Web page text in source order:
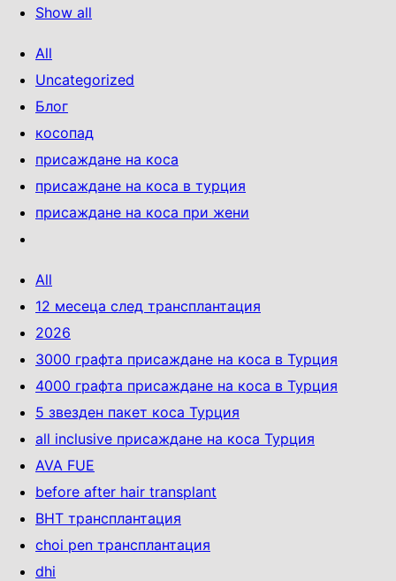
Show all
All
Uncategorized
Блог
косопад
присаждане на коса
присаждане на коса в турция
присаждане на коса при жени
All
12 месеца след трансплантация
2026
3000 графта присаждане на коса в Турция
4000 графта присаждане на коса в Турция
5 звезден пакет коса Турция
all inclusive присаждане на коса Турция
AVA FUE
before after hair transplant
BHT трансплантация
choi pen трансплантация
dhi